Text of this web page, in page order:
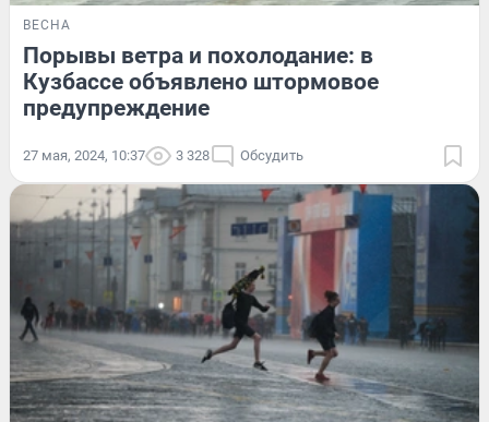
ВЕСНА
Порывы ветра и похолодание: в
Кузбассе объявлено штормовое
предупреждение
27 мая, 2024, 10:37 3 328 Обсудить